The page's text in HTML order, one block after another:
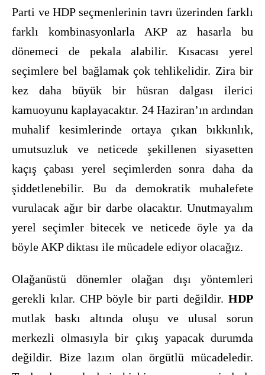
Parti ve HDP seçmenlerinin tavrı üzerinden farklı
farklı kombinasyonlarla AKP az hasarla bu
dönemeci de pekala alabilir. Kısacası yerel
seçimlere bel bağlamak çok tehlikelidir. Zira bir
kez daha büyük bir hüsran dalgası ilerici
kamuoyunu kaplayacaktır. 24 Haziran’ın ardından
muhalif kesimlerinde ortaya çıkan bıkkınlık,
umutsuzluk ve neticede şekillenen siyasetten
kaçış çabası yerel seçimlerden sonra daha da
şiddetlenebilir. Bu da demokratik muhalefete
vurulacak ağır bir darbe olacaktır. Unutmayalım
yerel seçimler bitecek ve neticede öyle ya da
böyle AKP diktası ile mücadele ediyor olacağız.
Olağanüstü dönemler olağan dışı yöntemleri
gerekli kılar. CHP böyle bir parti değildir. HDP
mutlak baskı altında oluşu ve ulusal sorun
merkezli olmasıyla bir çıkış yapacak durumda
değildir. Bize lazım olan örgütlü mücadeledir.